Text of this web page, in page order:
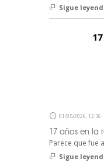
Sigue
01/05/2026, 12:36
17 años en la
Parece que fue
Sigue